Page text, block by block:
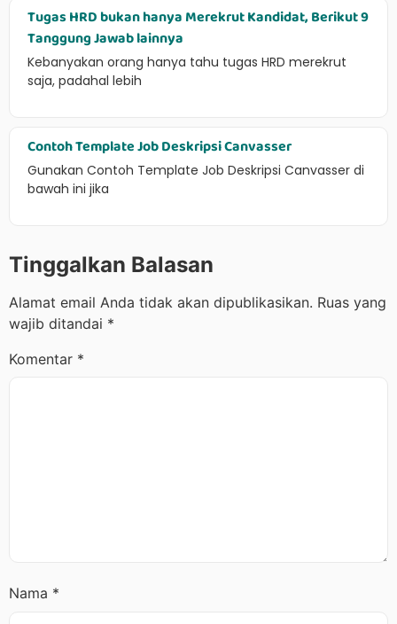
Tugas HRD bukan hanya Merekrut Kandidat, Berikut 9
Tanggung Jawab lainnya
Kebanyakan orang hanya tahu tugas HRD merekrut
saja, padahal lebih
Contoh Template Job Deskripsi Canvasser
Gunakan Contoh Template Job Deskripsi Canvasser di
bawah ini jika
Tinggalkan Balasan
Alamat email Anda tidak akan dipublikasikan. Ruas yang
wajib ditandai *
Komentar *
Nama *